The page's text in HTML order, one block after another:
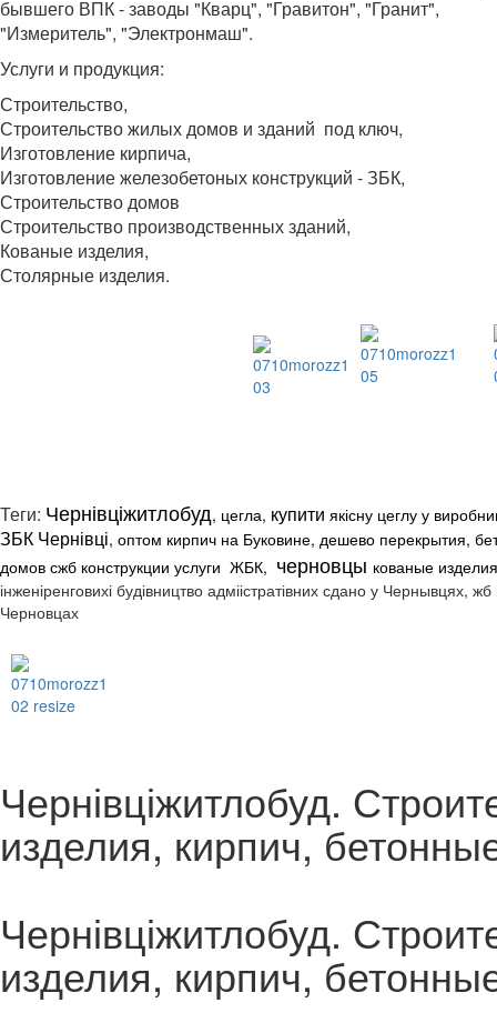
бывшего ВПК - заводы "Кварц", "Гравитон", "Гранит",
"Измеритель", "Электронмаш".
Услуги и продукция:
Строительство,
Строительство жилых домов и зданий под ключ,
Изготовление кирпича,
Изготовление железобетоных конструкций - ЗБК,
Строительство домов
Строительство производственных зданий,
Кованые изделия,
Столярные изделия.
Теги: Чернівціжитлобуд, цегла, купити якісну цеглу у
ЗБК Чернівці, оптом кирпич на Буковине, дешево перекрытия,
домов сжб конструкции услуги ЖБК, черновцы кованые
інженіренговихі будівництво адміістратівних сдано у Чернывцях, жб
Черновцах
Чернівціжитлобуд.
изделия, кирпич,
Чернівціжитлобуд.
изделия, кирпич,